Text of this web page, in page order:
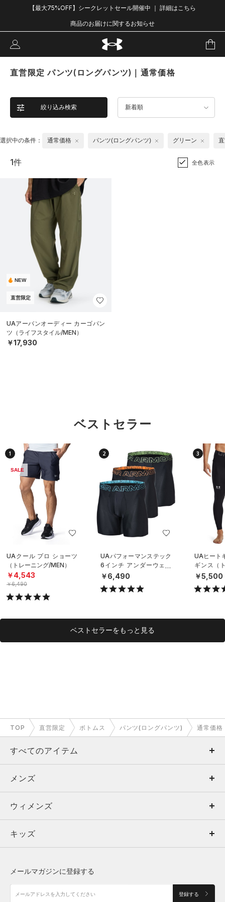
【最大75%OFF】シークレットセール開催中 ｜ 詳細はこちら
商品のお届けに関するお知らせ
直営限定 パンツ(ロングパンツ)｜通常価格
絞り込み検索 新着順
選択中の条件： 通常価格 パンツ(ロングパンツ) グリーン
1件 全色表示
NEW
直営限定
UAアーバンオーディー カーゴパン
ツ（ライフスタイル/MEN）
￥17,930
ベストセラー
1
SALE
UAクール プロ ショーツ
（トレーニング/MEN）
￥4,543
￥6,490
2
UAパフォーマンステック
6インチ アンダーウェア
（3枚セット）（トレーニ
ング/MEN）
￥6,490
3
UAヒート
ギンス（
EN）
￥5,500
ベストセラーをもっと見る
TOP 直営限定 ボトムス パンツ(ロングパンツ) 通常価格
すべてのアイテム
メンズ
ウィメンズ
キッズ
アクセサリー
メンズ
トップス
ボトムス
アクセサリー
ウィメンズ
トップス
シューズ
キッズ
メールマガジンに登録する
登録する